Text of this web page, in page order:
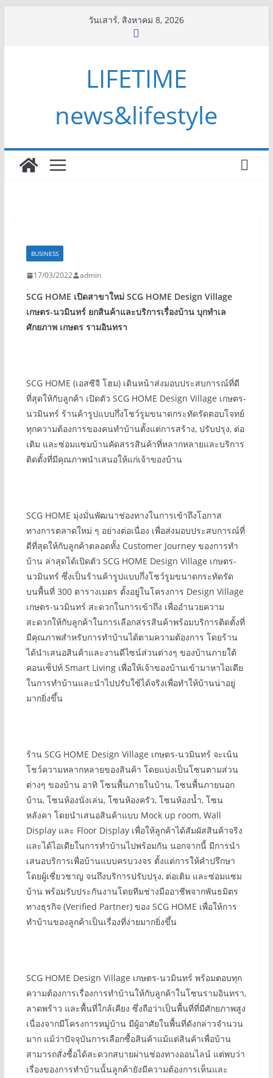
วันเสาร์, สิงหาคม 8, 2026
LIFETIME
news&lifestyle
BUSINESS
17/03/2022 admin
SCG HOME เปิดสาขาใหม่ SCG HOME Design Village
เกษตร-นวมินทร์ ยกสินค้าและบริการเรื่องบ้าน บุกทำเล
ศักยภาพ เกษตร รามอินทรา
SCG HOME (เอสซีจี โฮม) เดินหน้าส่งมอบประสบการณ์ที่ดี
ที่สุดให้กับลูกค้า เปิดตัว SCG HOME Design Village เกษตร-
นวมินทร์ ร้านค้ารูปแบบกึ่งโชว์รูมขนาดกระทัดรัดตอบโจทย์
ทุกความต้องการของคนทำบ้านตั้งแต่การสร้าง, ปรับปรุง, ต่อ
เติม และซ่อมแซมบ้านคัดสรรสินค้าที่หลากหลายและบริการ
ติดตั้งที่มีคุณภาพนำเสนอให้แก่เจ้าของบ้าน
SCG HOME มุ่งมั่นพัฒนาช่องทางในการเข้าถึงโอกาส
ทางการตลาดใหม่ ๆ อย่างต่อเนื่อง เพื่อส่งมอบประสบการณ์ที่
ดีที่สุดให้กับลูกค้าตลอดทั้ง Customer Journey ของการทำ
บ้าน ล่าสุดได้เปิดตัว SCG HOME Design Village เกษตร-
นวมินทร์ ซึ่งเป็นร้านค้ารูปแบบกึ่งโชว์รูมขนาดกระทัดรัด
บนพื้นที่ 300 ตารางเมตร ตั้งอยู่ในโครงการ Design Village
เกษตร-นวมินทร์ สะดวกในการเข้าถึง เพื่ออำนวยความ
สะดวกให้กับลูกค้าในการเลือกสรรสินค้าพร้อมบริการติดตั้งที่
มีคุณภาพสำหรับการทำบ้านได้ตามความต้องการ โดยร้าน
ได้นำเสนอสินค้าและงานดีไซน์ส่วนต่างๆ ของบ้านภายใต้
คอนเซ็ปท์ Smart Living เพื่อให้เจ้าของบ้านเข้ามาหาไอเดีย
ในการทำบ้านและนำไปปรับใช้ได้จริงเพื่อทำให้บ้านน่าอยู่
มากยิ่งขึ้น
ร้าน SCG HOME Design Village เกษตร-นวมินทร์ จะเน้น
โชว์ความหลากหลายของสินค้า โดยแบ่งเป็นโซนตามส่วน
ต่างๆ ของบ้าน อาทิ โซนพื้นภายในบ้าน, โซนพื้นภายนอก
บ้าน, โซนห้องนั่งเล่น, โซนห้องครัว, โซนห้องน้ำ, โซน
หลังคา โดยนำเสนอสินค้าแบบ Mock up room, Wall
Display และ Floor Display เพื่อให้ลูกค้าได้สัมผัสสินค้าจริง
และได้ไอเดียในการทำบ้านไปพร้อมกัน นอกจากนี้ มีการนำ
เสนอบริการเพื่อบ้านแบบครบวงจร ตั้งแต่การให้คำปรึกษา
โดยผู้เชี่ยวชาญ จนถึงบริการปรับปรุง, ต่อเติม และซ่อมแซม
บ้าน พร้อมรับประกันงานโดยทีมช่างมืออาชีพจากพันธมิตร
ทางธุรกิจ (Verified Partner) ของ SCG HOME เพื่อให้การ
ทำบ้านของลูกค้าเป็นเรื่องที่ง่ายมากยิ่งขึ้น
SCG HOME Design Village เกษตร-นวมินทร์ พร้อมตอบทุก
ความต้องการเรื่องการทำบ้านให้กับลูกค้าในโซนรามอินทรา,
ลาดพร้าว และพื้นที่ใกล้เคียง ซึ่งถือว่าเป็นพื้นที่ที่มีศักยภาพสูง
เนื่องจากมีโครงการหมู่บ้าน มีผู้อาศัยในพื้นที่ดังกล่าวจำนวน
มาก แม้ว่าปัจจุบันการเลือกซื้อสินค้าแม้แต่สินค้าเพื่อบ้าน
สามารถสั่งซื้อได้สะดวกสบายผ่านช่องทางออนไลน์ แต่พบว่า
เรื่องของการทำบ้านนั้นลูกค้ายังมีความต้องการเห็นและ